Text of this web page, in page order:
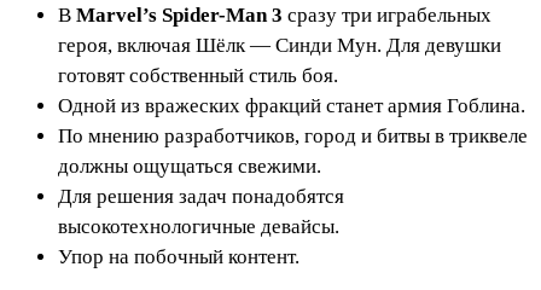
В Marvel’s Spider-Man 3 сразу три играбельных
героя, включая Шёлк — Синди Мун. Для девушки
готовят собственный стиль боя.
Одной из вражеских фракций станет армия Гоблина.
По мнению разработчиков, город и битвы в триквеле
должны ощущаться свежими.
Для решения задач понадобятся
высокотехнологичные девайсы.
Упор на побочный контент.